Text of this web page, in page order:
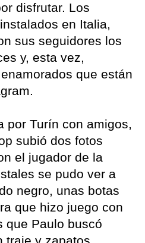
disfrutar. Los
en Italia,
sus seguidores los
y, esta vez,
que están
por Turín con amigos,
subió dos fotos
el jugador de la
se pudo ver a
negro, unas botas
que hizo juego con
que Paulo buscó